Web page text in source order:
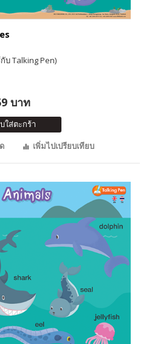
บ Talking Pen)
บาท
ใส่ตะกร้า
เพิ่มไปเปรียบเทียบ